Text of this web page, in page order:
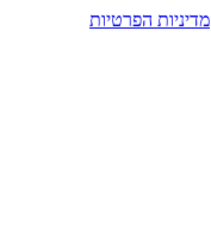
מדיניות הפרטיות